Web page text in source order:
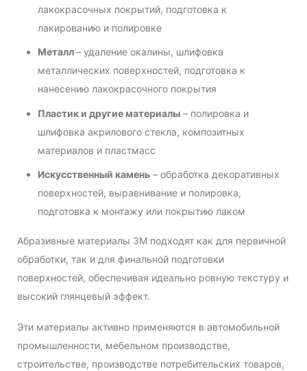
лакокрасочных покрытий, подготовка к
лакированию и полировке
Металл– удаление окалины, шлифовка
металлических поверхностей, подготовка к
нанесению лакокрасочного покрытия
Пластик и другие материалы – полировка и
шлифовка акрилового стекла, композитных
материалов и пластмасс
Искусственный камень – обработка декоративных
поверхностей, выравнивание и полировка,
подготовка к монтажу или покрытию лаком
Абразивные материалы 3М подходят как для первичной
обработки, так и для финальной подготовки
поверхностей, обеспечивая идеально ровную текстуру и
высокий глянцевый эффект.
Эти материалы активно применяются в автомобильной
промышленности, мебельном производстве,
строительстве, производстве потребительских товаров,